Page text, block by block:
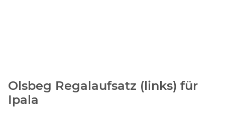
Olsbeg Regalaufsatz (links) für
Ipala